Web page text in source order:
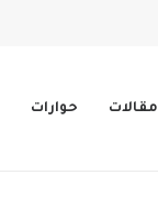
مقالات حوارات